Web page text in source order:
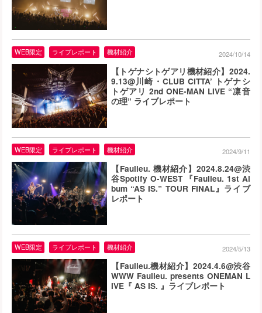
【トゲナシトゲアリ機材紹介】2024.
9.13@川崎・CLUB CITTA’ トゲナシ
トゲアリ 2nd ONE-MAN LIVE “凛音
の理” ライブレポート
WEB限定 ライブレポート 機材紹介 2024/10/14
【Faulieu. 機材紹介】2024.8.24@渋
谷Spotify O-WEST 『Faulieu. 1st Al
bum “AS IS.” TOUR FINAL』ライブ
レポート
WEB限定 ライブレポート 機材紹介 2024/9/11
【Faulieu.機材紹介】2024.4.6@渋谷
WWW Faulieu. presents ONEMAN L
IVE『 AS IS. 』ライブレポート
WEB限定 ライブレポート 機材紹介 2024/5/13